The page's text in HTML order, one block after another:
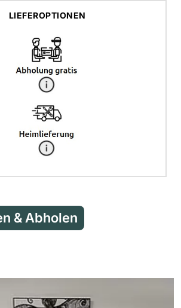
LIEFEROPTIONEN
Reservieren & Abholen